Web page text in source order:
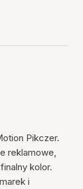
Pikczer.
reklamowe,
kolor.
i